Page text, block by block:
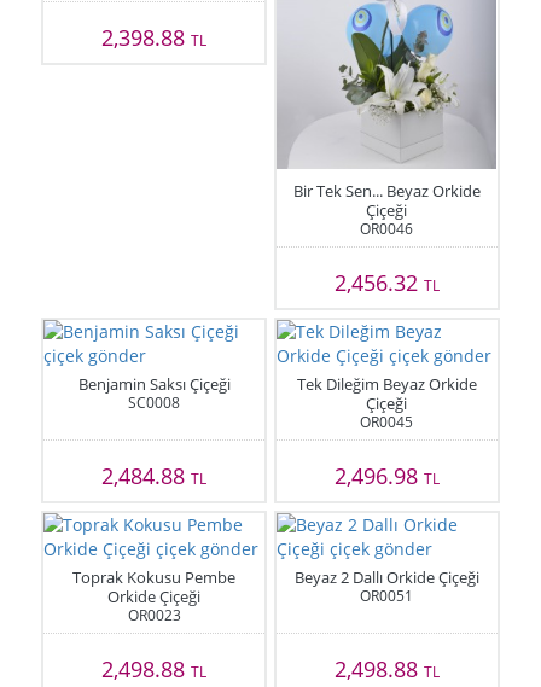
2,398.88TL
Bir Tek Sen... Beyaz Orkide
Çiçeği
OR0046
2,456.32 TL
Benjamin Saksı Çiçeği
SC0008
2,484.88TL
Tek Dileğim Beyaz Orkide
Çiçeği
OR0045
2,496.98 TL
Toprak Kokusu Pembe
Orkide Çiçeği
OR0023
2,498.88TL
Beyaz 2 Dallı Orkide Çiçeği
OR0051
2,498.88 TL